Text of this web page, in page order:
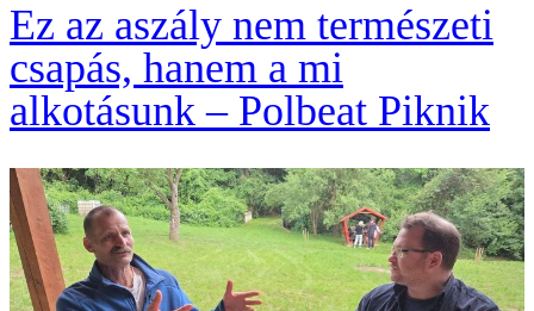
Ez az aszály nem természeti
csapás, hanem a mi
alkotásunk – Polbeat Piknik